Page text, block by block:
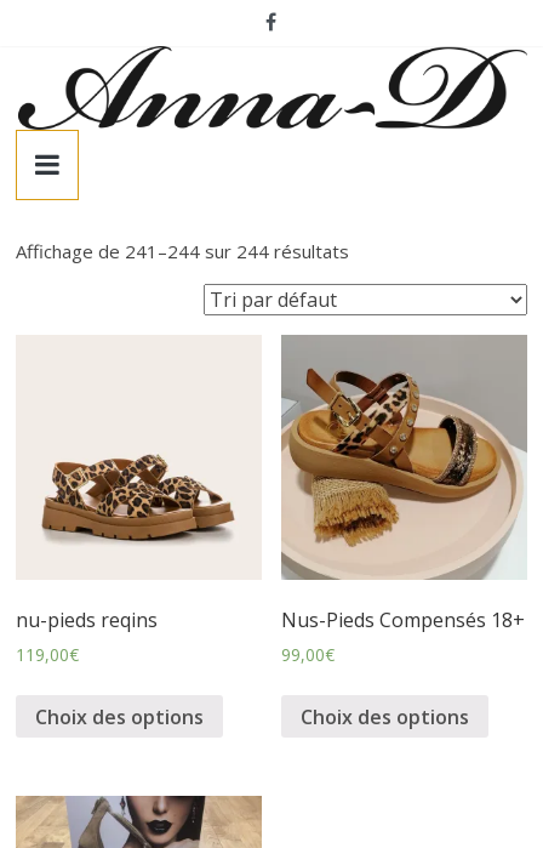
contenu
A
n
D
–
p
r
t
Affichage de 241–244 sur 244 résultats
nu-pieds reqins
119,00€
Choix des options
Nus-Pieds Compensés 18+
99,00€
Choix des options